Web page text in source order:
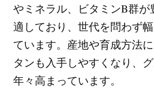
やミネラル、ビタミンB群が
適しており、世代を問わず
ています。産地や育成方法
タンも入手しやすくなり、
年々高まっています。